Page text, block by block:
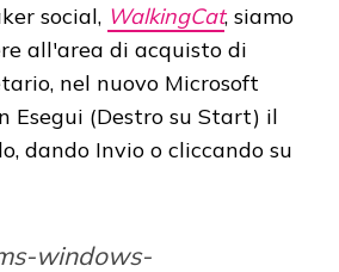
social, WalkingCat, siamo
all'area di acquisto di
nel nuovo Microsoft
Esegui (Destro su Start) il
dando Invio o cliccando su
windows-